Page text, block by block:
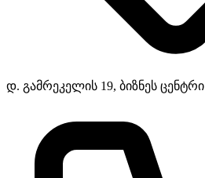
დ. გამრეკელის 19, ბიზნეს ცენტრი